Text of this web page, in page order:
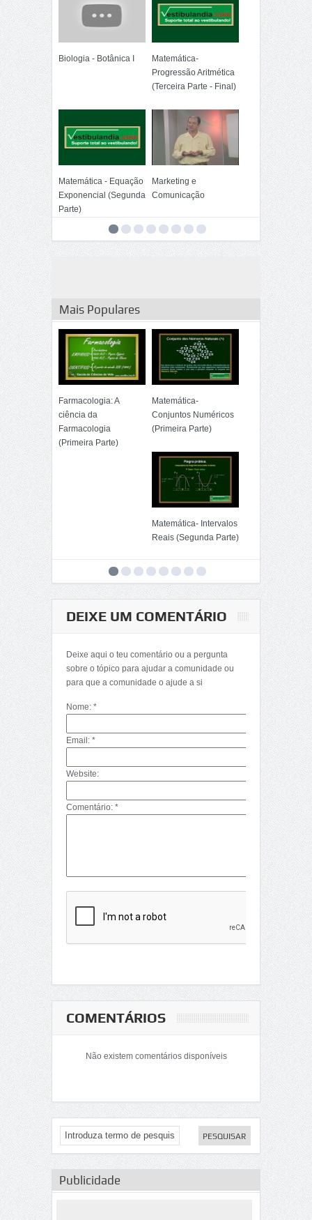
Biologia - Botânica I
Matemática-
Progressão Aritmética
(Terceira Parte - Final)
Matemática - Equação
Exponencial (Segunda
Parte)
Marketing e
Comunicação
Mais Populares
Farmacologia: A
ciência da
Farmacologia
(Primeira Parte)
Matemática-
Conjuntos Numéricos
(Primeira Parte)
Matemática- Intervalos
Reais (Segunda Parte)
(Décima Primeira
Parte)
DEIXE UM COMENTÁRIO
Deixe aqui o teu comentário ou a pergunta
sobre o tópico para ajudar a comunidade ou
para que a comunidade o ajude a si
Nome: *
Email: *
Website:
Comentário: *
COMENTÁRIOS
Não existem comentários disponíveis
Publicidade